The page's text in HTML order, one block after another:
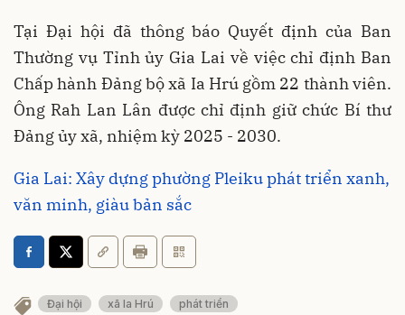
Tại Đại hội đã thông báo Quyết định của Ban
Thường vụ Tỉnh ủy Gia Lai về việc chỉ định Ban
Chấp hành Đảng bộ xã Ia Hrú gồm 22 thành viên.
Ông Rah Lan Lân được chỉ định giữ chức Bí thư
Đảng ủy xã, nhiệm kỳ 2025 - 2030.
Gia Lai: Xây dựng phường Pleiku phát triển xanh,
văn minh, giàu bản sắc
Đại hội xã Ia Hrú phát triển